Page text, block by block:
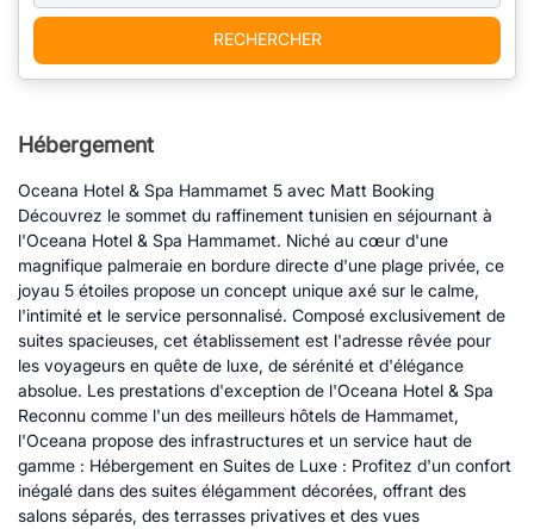
RECHERCHER
Hébergement
Oceana Hotel & Spa Hammamet 5 avec Matt Booking
Découvrez le sommet du raffinement tunisien en séjournant à
l'Oceana Hotel & Spa Hammamet. Niché au cœur d'une
magnifique palmeraie en bordure directe d'une plage privée, ce
joyau 5 étoiles propose un concept unique axé sur le calme,
l'intimité et le service personnalisé. Composé exclusivement de
suites spacieuses, cet établissement est l'adresse rêvée pour
les voyageurs en quête de luxe, de sérénité et d'élégance
absolue. Les prestations d'exception de l'Oceana Hotel & Spa
Reconnu comme l'un des meilleurs hôtels de Hammamet,
l'Oceana propose des infrastructures et un service haut de
gamme : Hébergement en Suites de Luxe : Profitez d'un confort
inégalé dans des suites élégamment décorées, offrant des
salons séparés, des terrasses privatives et des vues